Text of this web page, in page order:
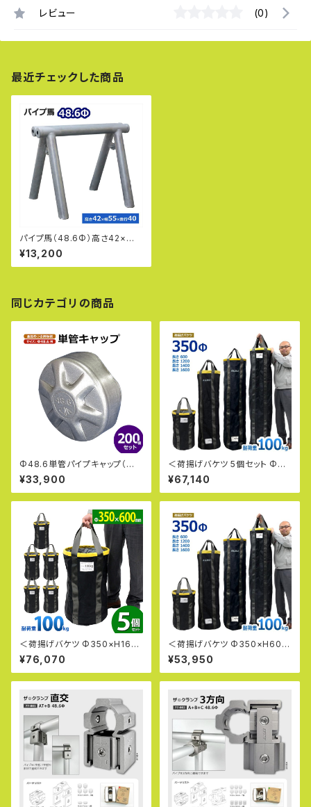
レビュー (0)
最近チェックした商品
パイプ馬（48.6Φ）高さ42×幅5
5×奥行40cm ソーホース 折り
たたみ 日本製 made in Japa
n 錆びにくい 鉄筋組立架台 鉄
¥13,200
同じカテゴリの商品
Φ48.6単管パイプキャップ（亜
鉛めっき鋼板製）200個セット
※個人宅配送不可商品。法人名
でご注文ください。※
¥33,900
＜荷揚げバケツ 5個セット Φ35
0×H1200mm＞最大荷重100k
g 電工バケツ トン袋 フレコン
荷上げ 荷下げ 吊り上げ バッグ
単管パイプ 下げ缶 玉掛け 手す
り 筋交 ホイスト スリング
¥67,140
＜荷揚げバケツ Φ350×H160
0mm×5個セット＞最大荷重10
0kg 電工バケツ トン袋 フレコ
ン 荷上げ 荷下げ 吊り上げ バッ
重 単管パイプ 下げ缶 玉掛け
手すり 筋交 ホイスト スリング
¥76,070
＜荷揚げバケツ Φ350×H600
mm 5個セット＞最大荷重100k
g 電工バケツ トン袋 フレコン
荷上げ 荷下げ 吊り上げ バッグ
単管パイプ 下げ缶 玉掛け 手す
り 筋交 ホイスト スリング
¥53,950